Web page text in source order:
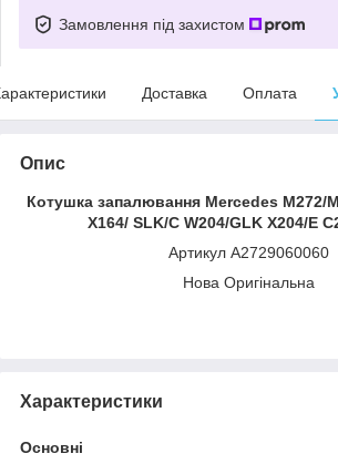
Замовлення під захистом
Доставка Оплата
Опис
Котушка запалювання Mercedes M272/
X164/ SLK/C W204/GLK X204/E
Артикул A2729060060
Нова Оригінальна
Характеристики
Основні